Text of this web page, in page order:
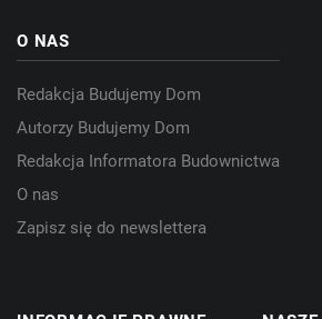
O NAS
Redakcja Budujemy Dom
Autorzy Budujemy Dom
Redakcja Informatora Budownictwa
O nas
Zapisz się do newslettera